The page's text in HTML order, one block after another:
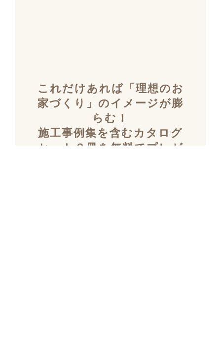
これだけあれば「理想のお
家づくり」のイメージが膨
らむ！
施工事例集を含むカタログ
セット３冊を無料でプレゼ